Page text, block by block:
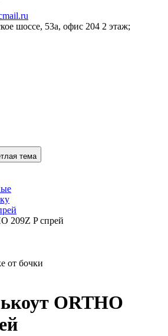
шоссе, 53а, офис 204 2 этаж;
тема
209Z P спрей
от бочки
ORTHO